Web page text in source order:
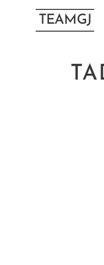
TEAMGJ